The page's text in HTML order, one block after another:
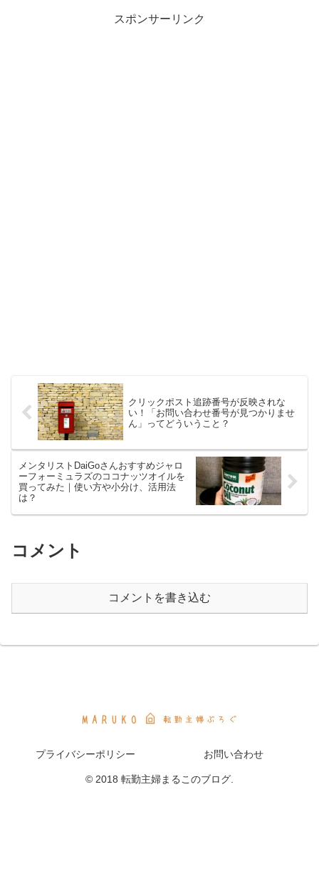
スポンサーリンク
クリックポスト追跡番号が反映されな
い！「お問い合わせ番号が見つかりませ
ん」ってどういうこと？
メンタリストDaiGoさんおすすめジャロ
ーフォーミュラズのココナッツオイルを
買ってみた｜使い方や小分け、活用法
は？
コメント
コメントを書き込む
プライバシーポリシー お問い合わせ
© 2018 転勤主婦まるこのブログ.